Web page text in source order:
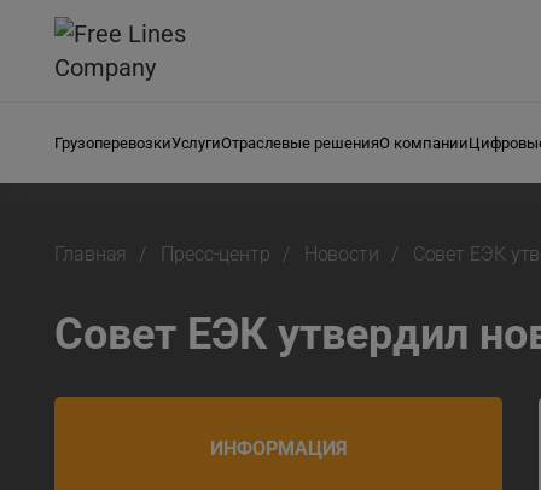
ГрузоперевозкиУслугиОтраслевые решенияО компании
Главная Пресс-центр Новости Совет ЕЭК
Совет ЕЭК утвердил
ИНФОРМАЦИЯ